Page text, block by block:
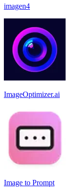
imagen4
ImageOptimizer.ai
Image to Prompt